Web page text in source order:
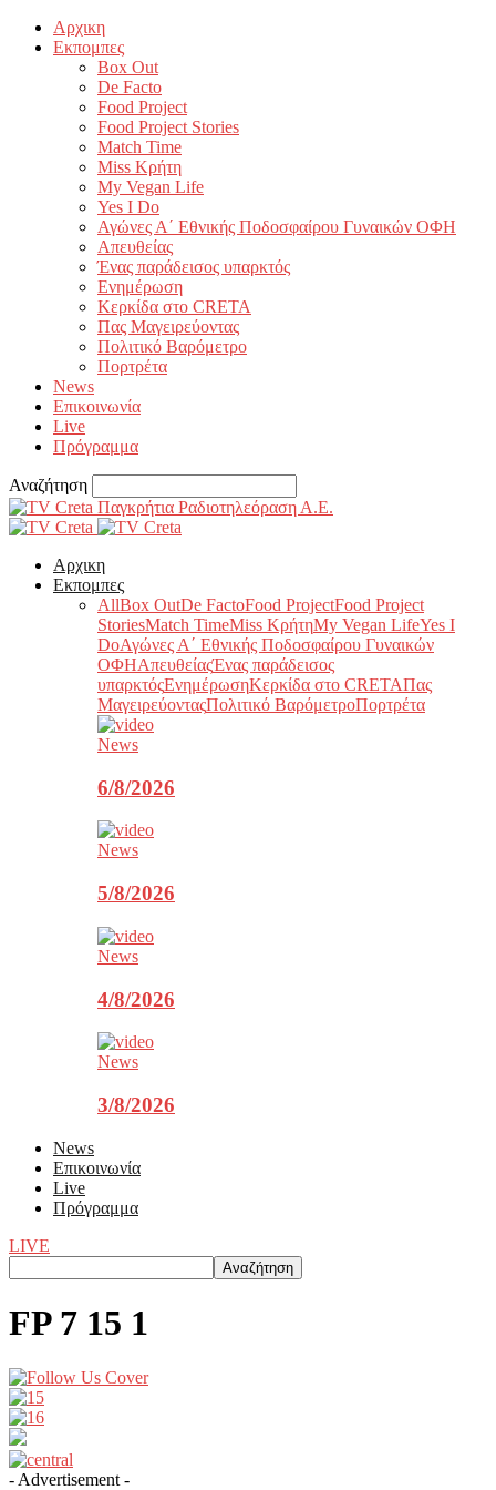
Αρχικη
Εκπομπες
Box Out
De Facto
Food Project
Food Project Stories
Match Time
Miss Κρήτη
My Vegan Life
Yes I Do
Αγώνες Α΄ Εθνικής Ποδοσφαίρου Γυναικών ΟΦΗ
Απευθείας
Ένας παράδεισος υπαρκτός
Ενημέρωση
Κερκίδα στο CRETA
Πας Μαγειρεύοντας
Πολιτικό Βαρόμετρο
Πορτρέτα
News
Επικοινωνία
Live
Πρόγραμμα
Αναζήτηση
Παγκρήτια Ραδιοτηλεόραση Α.Ε.
Αρχικη
Εκπομπες
AllBox OutDe FactoFood ProjectFood Project
StoriesMatch TimeMiss ΚρήτηMy Vegan LifeYes I
DoΑγώνες Α΄ Εθνικής Ποδοσφαίρου Γυναικών
ΟΦΗΑπευθείαςΈνας παράδεισος
υπαρκτόςΕνημέρωσηΚερκίδα στο CRETAΠας
ΜαγειρεύονταςΠολιτικό ΒαρόμετροΠορτρέτα
News
6/8/2026
News
5/8/2026
News
4/8/2026
News
3/8/2026
News
Επικοινωνία
Live
Πρόγραμμα
LIVE
FP 7 15 1
- Advertisement -